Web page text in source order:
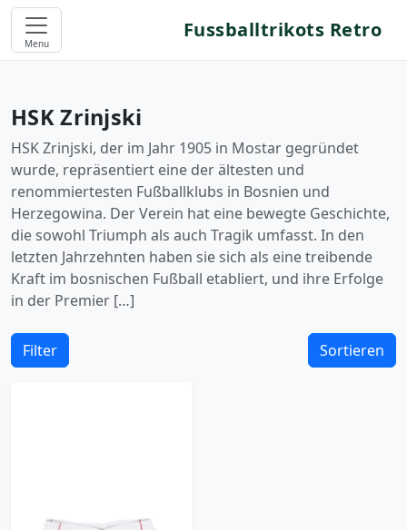
Menu
Fussballtrikots Retro
HSK Zrinjski
HSK Zrinjski, der im Jahr 1905 in Mostar gegründet
wurde, repräsentiert eine der ältesten und
renommiertesten Fußballklubs in Bosnien und
Herzegowina. Der Verein hat eine bewegte Geschichte,
die sowohl Triumph als auch Tragik umfasst. In den
letzten Jahrzehnten haben sie sich als eine treibende
Kraft im bosnischen Fußball etabliert, und ihre Erfolge
in der Premier […]
Filter Sortieren